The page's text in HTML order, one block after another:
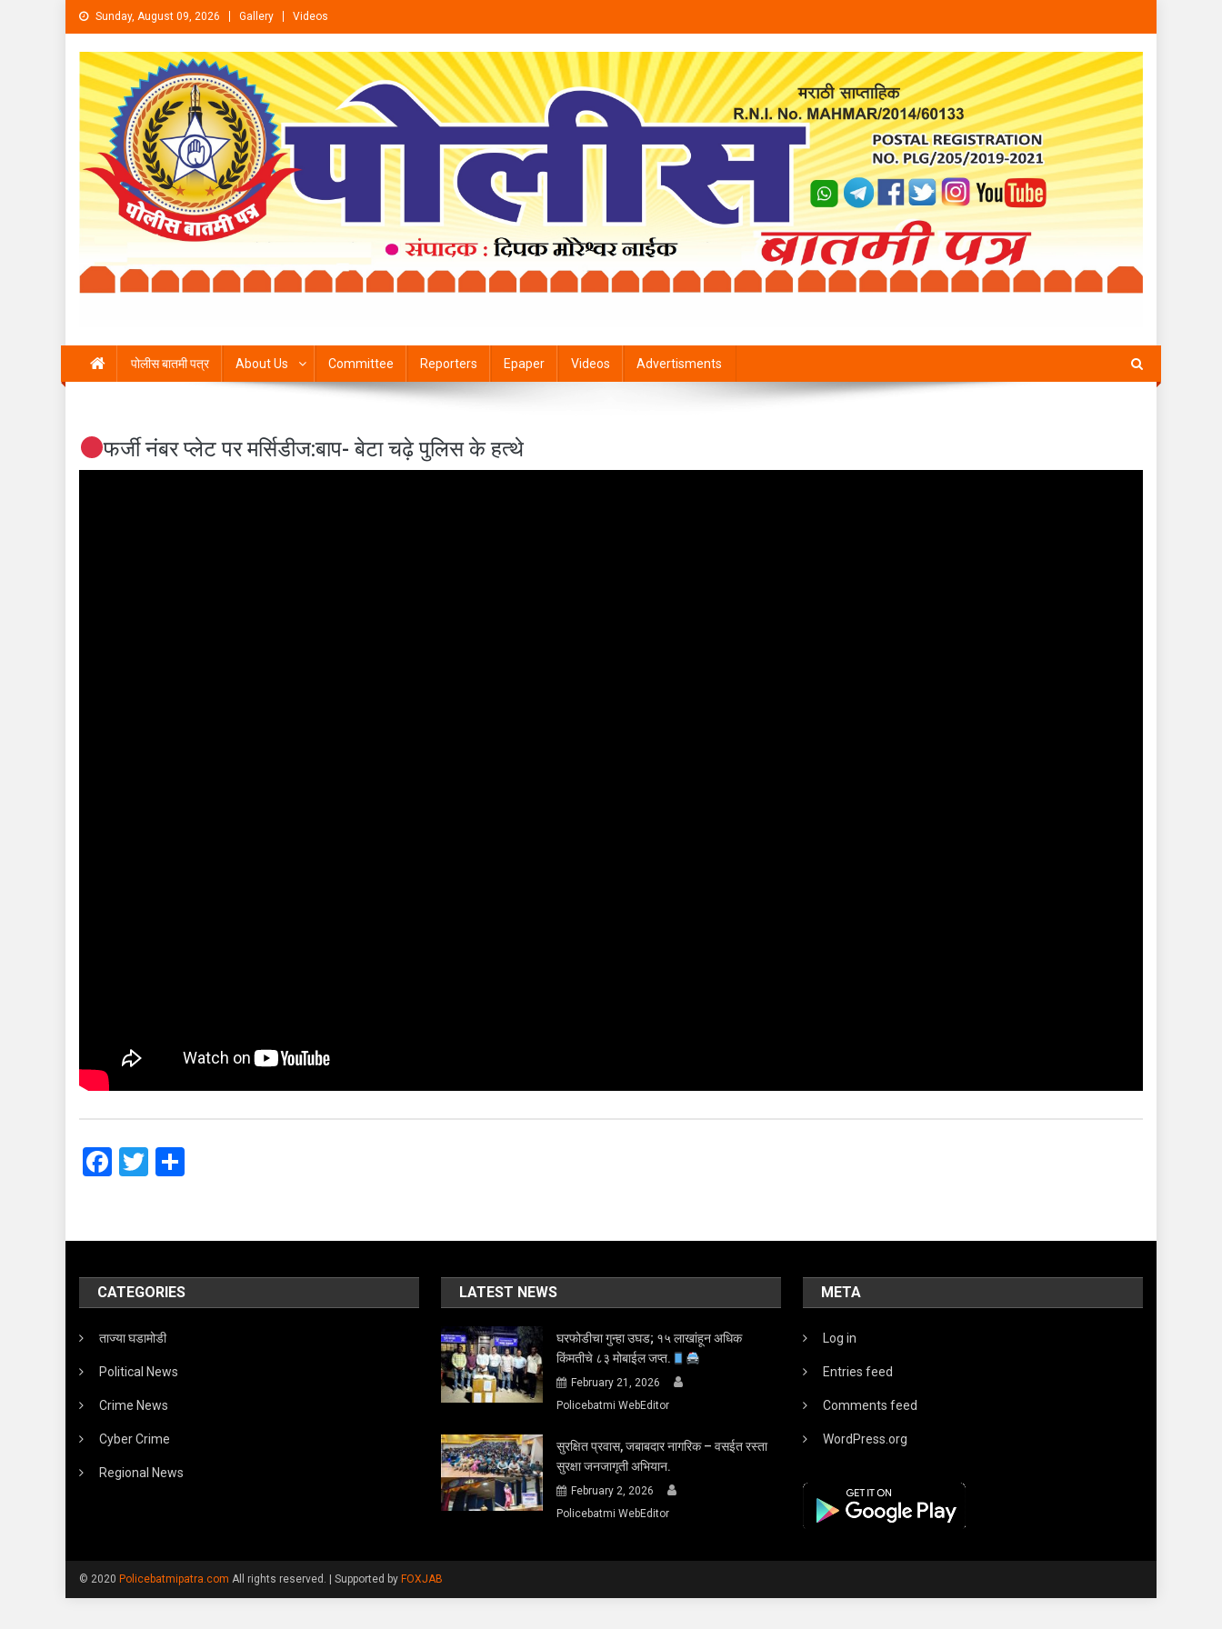
Skip to content
Sunday, August 09, 2026 Gallery Videos
पोलीस बातमी पत्र About Us Committee Reporters Epaper Videos Advertisments
फर्जी नंबर प्लेट पर मर्सिडीज:बाप- बेटा चढ़े पुलिस के हत्थे
Facebook
Twitter
CATEGORIES
ताज्या घडामोडी
Political News
Crime News
Cyber Crime
Regional News
LATEST NEWS
घरफोडीचा गुन्हा उघड; १५ लाखांहून अधिक
किंमतीचे ८३ मोबाईल जप्त.
February 21, 2026
Policebatmi WebEditor
सुरक्षित प्रवास, जबाबदार नागरिक – वसईत रस्ता
सुरक्षा जनजागृती अभियान.
February 2, 2026
Policebatmi WebEditor
META
Log in
Entries feed
Comments feed
WordPress.org
© 2020 Policebatmipatra.com All rights reserved. Supported by FOXJAB